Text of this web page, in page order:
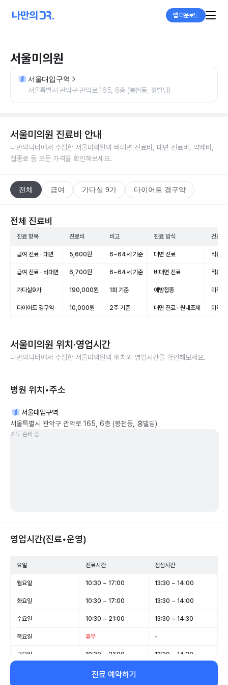
앱 다운로드
서울미의원
서울대입구역
서울특별시 관악구 관악로 165, 6층 (봉천동, 홍빌딩)
서울미의원 진료비 안내
나만의닥터에서 수집한 서울미의원의 비대면 진료비, 대면 진료비, 약제비,
접종료 등 모든 가격을 확인해보세요.
전체 급여 가다실 9가 다이어트 경구약
전체 진료비
진료 항목 진료비 비고 진료 방식 건강보
급여 진료 · 대면 5,600원 6~64세 기준 대면 진료 적용(
급여 진료 · 비대면 6,700원 6~64세 기준 비대면 진료 적용(
가다실9가 190,000원 1회 기준 예방접종 미적
다이어트 경구약 10,000원 2주 기준 대면 진료 · 원내조제 미적
서울미의원 위치·영업시간
나만의닥터에서 수집한 서울미의원의 위치와 영업시간을 확인해보세요.
병원 위치•주소
서울대입구역
서울특별시 관악구 관악로 165, 6층 (봉천동, 홍빌딩)
지도 준비 중
영업시간(진료•운영)
요일 진료시간 점심시간
월요일 10:30 ~ 17:00 13:30 ~ 14:00
화요일 10:30 ~ 17:00 13:30 ~ 14:00
수요일 10:30 ~ 21:00 13:30 ~ 14:30
목요일 휴무 -
금요일 10:30 ~ 21:00 13:30 ~ 14:30
10:30 ~ 17:00
진료 예약하기